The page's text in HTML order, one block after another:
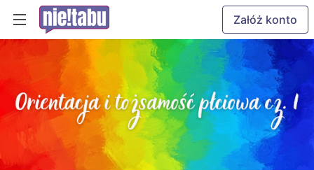
Załóż konto